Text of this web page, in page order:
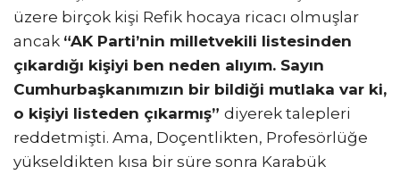
üzere birçok kişi Refik hocaya ricacı olmuşlar
ancak “AK Parti’nin milletvekili listesinden
çıkardığı kişiyi ben neden alıyım. Sayın
Cumhurbaşkanımızın bir bildiği mutlaka var ki,
o kişiyi listeden çıkarmış” diyerek talepleri
reddetmişti. Ama, Doçentlikten, Profesörlüğe
yükseldikten kısa bir süre sonra Karabük